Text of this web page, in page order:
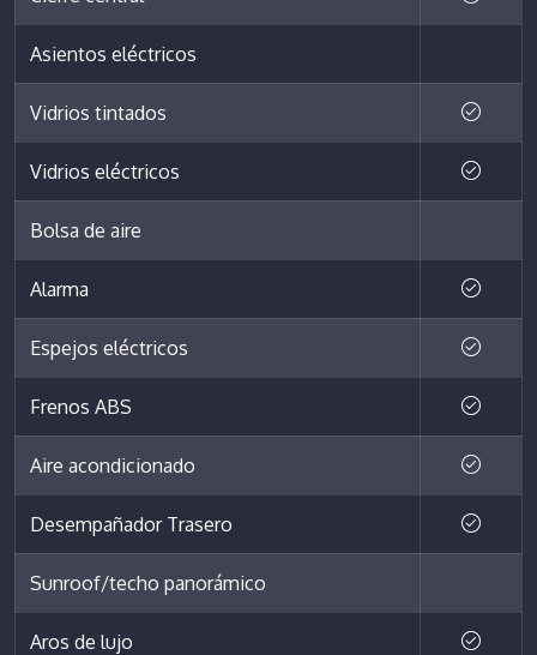
Asientos eléctricos
Vidrios tintados
Vidrios eléctricos
Bolsa de aire
Alarma
Espejos eléctricos
Frenos ABS
Aire acondicionado
Desempañador Trasero
Sunroof/techo panorámico
Aros de lujo